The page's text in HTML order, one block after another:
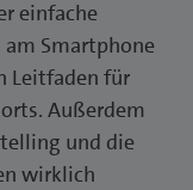
einfache
Smartphone
Leitfaden für
Außerdem
und die
wirklich